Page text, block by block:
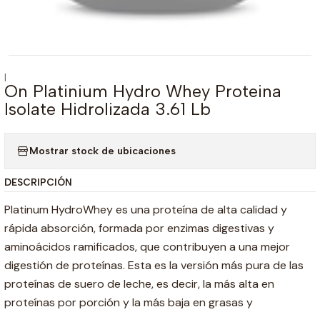
|
On Platinium Hydro Whey Proteina
Isolate Hidrolizada 3.61 Lb
Mostrar stock de ubicaciones
DESCRIPCIÓN
Platinum HydroWhey es una proteína de alta calidad y
rápida absorción, formada por enzimas digestivas y
aminoácidos ramificados, que contribuyen a una mejor
digestión de proteínas. Esta es la versión más pura de las
proteínas de suero de leche, es decir, la más alta en
proteínas por porción y la más baja en grasas y